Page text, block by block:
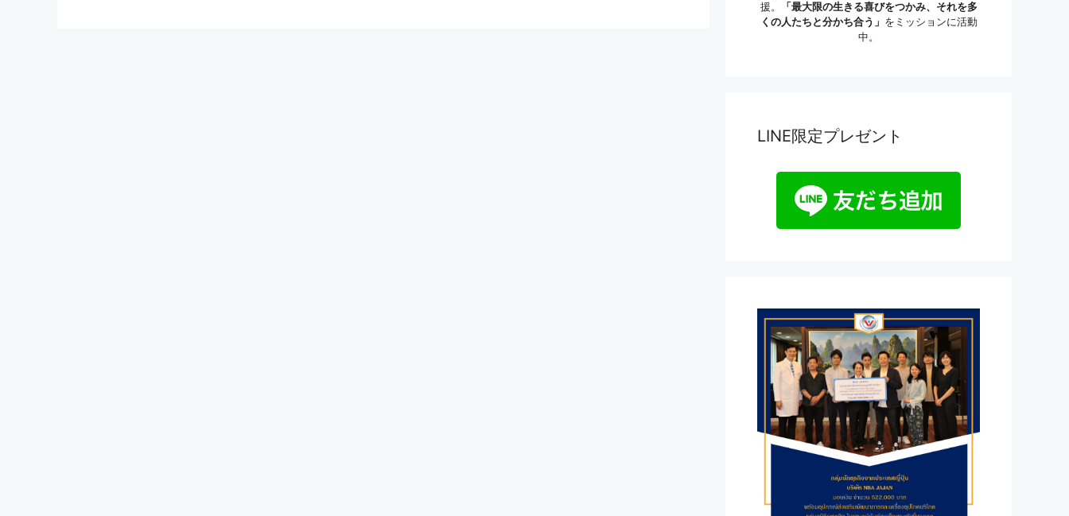
援。
「最大限の生きる喜びをつかみ、それを多
くの人たちと分かち合う」 をミッションに活動
中。
LINE限定プレゼント